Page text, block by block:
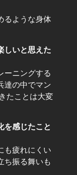
るような身体
しいと思えた
ーニングする
達の中でマン
たことは大変
感じたこと
も疲れにくい
ち振る舞いも